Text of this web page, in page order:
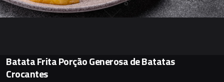
Batata Frita Porção Generosa de Batatas
Crocantes